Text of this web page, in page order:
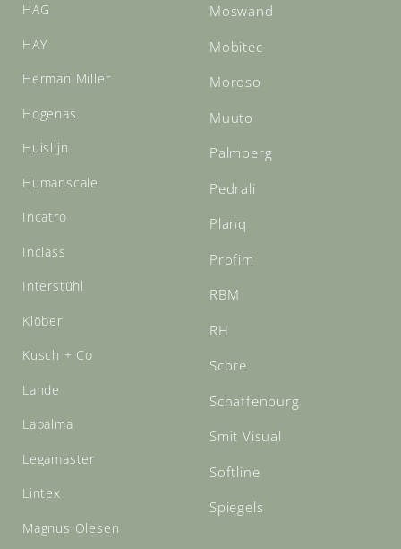
HAG
HAY
Herman Miller
Hogenas
Huislijn
Humanscale
Incatro
Inclass
Interstühl
Klöber
Kusch + Co
Lande
Lapalma
Legamaster
Lintex
Magnus Olesen
Moswand
Mobitec
Moroso
Muuto
Palmberg
Pedrali
Planq
Profim
RBM
RH
Score
Schaffenburg
Smit Visual
Softline
Spiegels